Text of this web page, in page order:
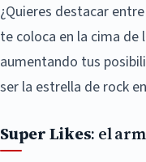
¿Quieres destacar
te coloca en la cima
aumentando tus
ser la estrella de rock
Super Likes: el